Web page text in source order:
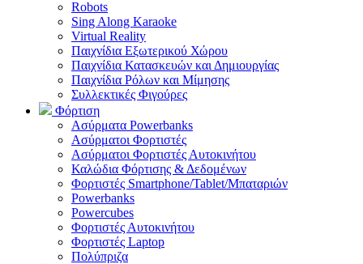
Robots
Sing Along Karaoke
Virtual Reality
Παιχνίδια Εξωτερικού Χώρου
Παιχνίδια Κατασκευών και Δημιουργίας
Παιχνίδια Ρόλων και Μίμησης
Συλλεκτικές Φιγούρες
Φόρτιση
Ασύρματα Powerbanks
Aσύρματοι Φορτιστές
Ασύρματοι Φορτιστές Αυτοκινήτου
Καλώδια Φόρτισης & Δεδομένων
Φορτιστές Smartphone/Tablet/Μπαταριών
Powerbanks
Powercubes
Φορτιστές Αυτοκινήτου
Φορτιστές Laptop
Πολύπριζα